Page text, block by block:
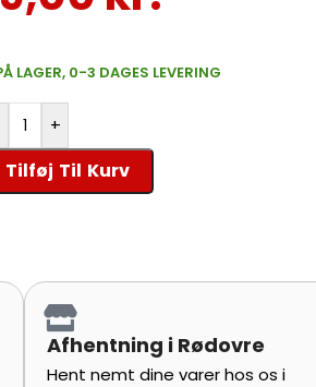
LAGER, 0-3 DAGES LEVERING
+
Tilføj Til Kurv
Afhentning i Rødovre
Hent nemt dine varer hos os i Rødovre,